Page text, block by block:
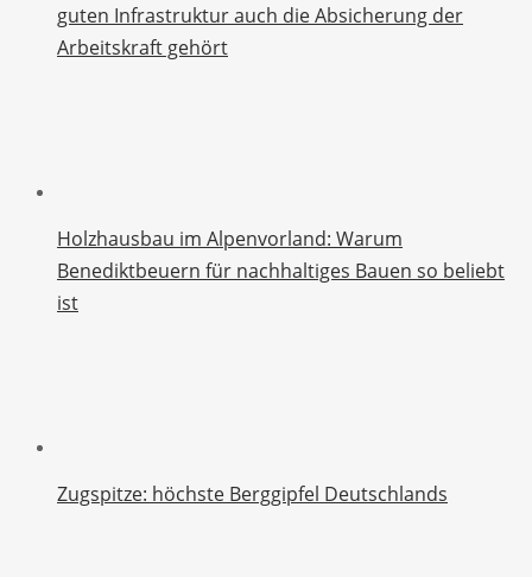
guten Infrastruktur auch die Absicherung der
Arbeitskraft gehört
Holzhausbau im Alpenvorland: Warum
Benediktbeuern für nachhaltiges Bauen so beliebt
ist
Zugspitze: höchste Berggipfel Deutschlands